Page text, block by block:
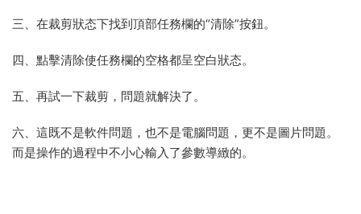
三、在裁剪狀态下找到頂部任務欄的“清除”按鈕。
四、點擊清除使任務欄的空格都呈空白狀态。
五、再試一下裁剪，問題就解決了。
六、這既不是軟件問題，也不是電腦問題，更不是圖片問題。
而是操作的過程中不小心輸入了參數導緻的。